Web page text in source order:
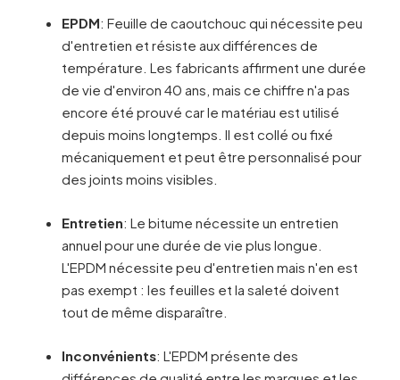
EPDM: Feuille de caoutchouc qui nécessite peu
d'entretien et résiste aux différences de
température. Les fabricants affirment une durée
de vie d'environ 40 ans, mais ce chiffre n'a pas
encore été prouvé car le matériau est utilisé
depuis moins longtemps. Il est collé ou fixé
mécaniquement et peut être personnalisé pour
des joints moins visibles.
Entretien: Le bitume nécessite un entretien
annuel pour une durée de vie plus longue.
L'EPDM nécessite peu d'entretien mais n'en est
pas exempt : les feuilles et la saleté doivent
tout de même disparaître.
Inconvénients: L'EPDM présente des